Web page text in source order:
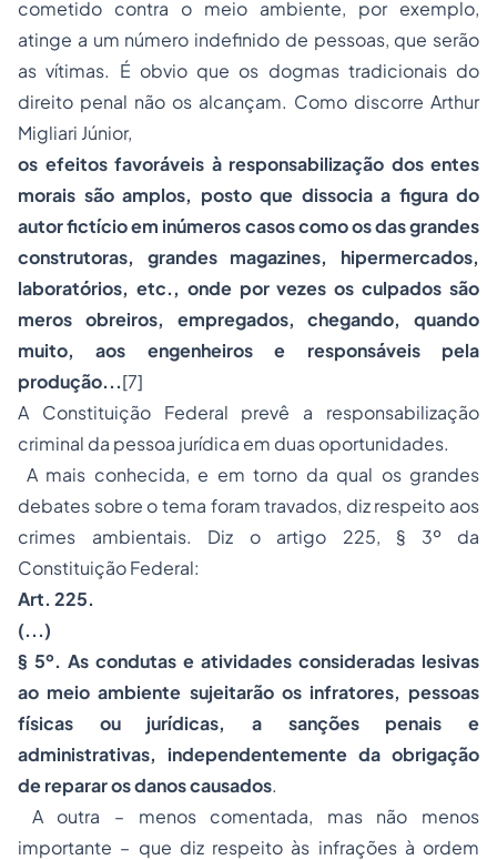
cometido contra o meio ambiente, por exemplo,
atinge a um número indefinido de pessoas, que serão
as vítimas. É obvio que os dogmas tradicionais do
direito penal não os alcançam. Como discorre Arthur
Migliari Júnior,
os efeitos favoráveis à responsabilização dos entes
morais são amplos, posto que dissocia a figura do
autor fictício em inúmeros casos como os das grandes
construtoras, grandes magazines, hipermercados,
laboratórios, etc., onde por vezes os culpados são
meros obreiros, empregados, chegando, quando
muito, aos engenheiros e responsáveis pela
produção...[7]
A Constituição Federal prevê a responsabilização
criminal da pessoa jurídica em duas oportunidades.
A mais conhecida, e em torno da qual os grandes
debates sobre o tema foram travados, diz respeito aos
crimes ambientais. Diz o artigo 225, § 3º da
Constituição Federal:
Art. 225.
(...)
§ 5º. As condutas e atividades consideradas lesivas
ao meio ambiente sujeitarão os infratores, pessoas
físicas ou jurídicas, a sanções penais e
administrativas, independentemente da obrigação
de reparar os danos causados.
A outra – menos comentada, mas não menos
importante – que diz respeito às infrações à ordem